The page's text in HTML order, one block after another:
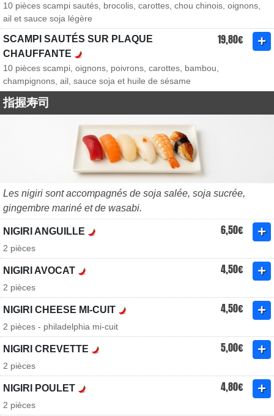
10 pièces scampi sautés, brocolis, carottes, chou chinois, oignons,
ail et sauce soja légère
SCAMPI SAUTÉS SUR PLAQUE
CHAUFFANTE
19,80€
10 pièces scampi, oignons, poivrons, carottes, bambou,
champignons, ail, sauce soja et huile de sésame
指握寿司
Les nigiri sont accompagnés de soja salée, soja sucrée,
gingembre mariné et de wasabi.
NIGIRI ANGUILLE 6,50€
2 pièces
NIGIRI AVOCAT 4,50€
2 pièces
NIGIRI CHEESE MI-CUIT 4,50€
2 pièces - philadelphia mi-cuit
NIGIRI CREVETTE 5,00€
2 pièces
NIGIRI POULET 4,80€
2 pièces